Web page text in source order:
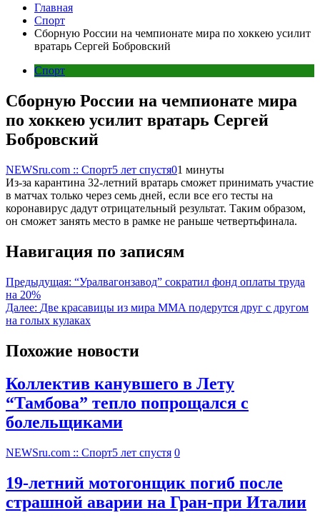
Главная
Спорт
Сборную России на чемпионате мира по хоккею усилит
вратарь Сергей Бобровский
Спорт
Сборную России на чемпионате мира
по хоккею усилит вратарь Сергей
Бобровский
NEWSru.com :: Спорт5 лет спустя01 минуты
Из-за карантина 32-летний вратарь сможет принимать участие
в матчах только через семь дней, если все его тесты на
коронавирус дадут отрицательный результат. Таким образом,
он сможет занять место в рамке не раньше четвертьфинала.
Навигация по записям
Предыдущая: “Уралвагонзавод” сократил фонд оплаты труда
на 20%
Далее: Две красавицы из мира MMA подерутся друг с другом
на голых кулаках
Похожие новости
Коллектив канувшего в Лету
“Тамбова” тепло попрощался с
болельщиками
NEWSru.com :: Спорт5 лет спустя 0
19-летний мотогонщик погиб после
страшной аварии на Гран-при Италии